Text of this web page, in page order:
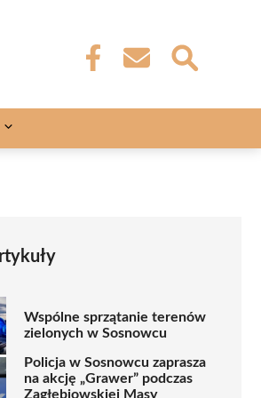
Wspólne sprzątanie terenów
zielonych w Sosnowcu
Policja w Sosnowcu zaprasza
na akcję „Grawer” podczas
Zagłębiowskiej Masy